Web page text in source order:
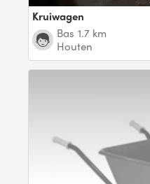
Kruiwagen
Bas 1.7 km
Houten